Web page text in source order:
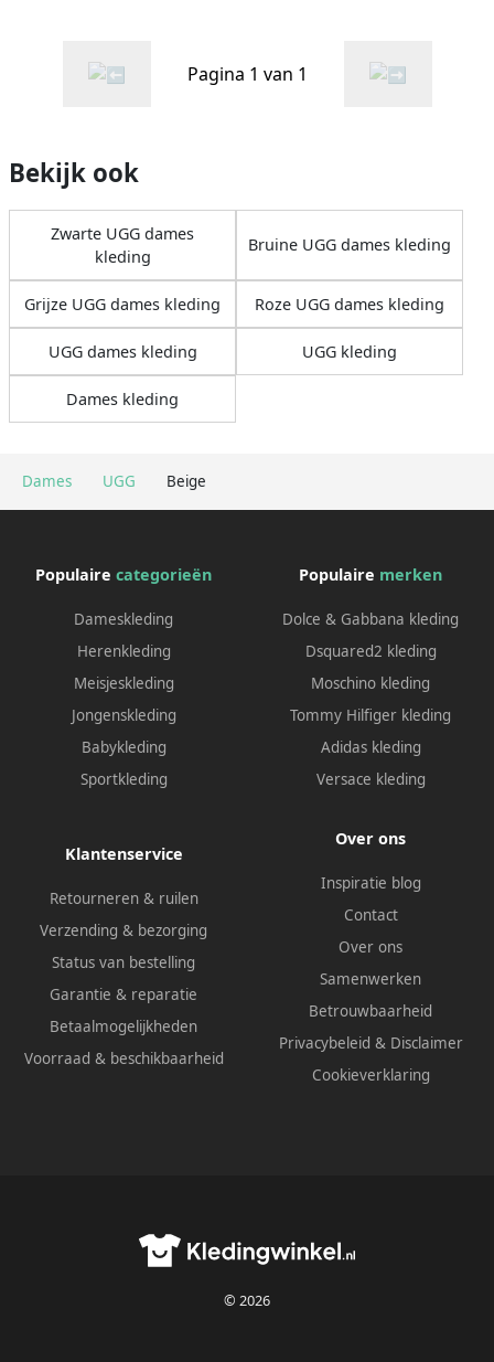
Dames UGG Beige
Pagina 1 van 1
Bekijk ook
Zwarte UGG dames
kleding
Bruine UGG dames kleding
Grijze UGG dames kleding Roze UGG dames kleding
UGG dames kleding UGG kleding
Dames kleding
Populaire categorieën
Dameskleding
Herenkleding
Meisjeskleding
Jongenskleding
Babykleding
Sportkleding
Populaire merken
Dolce & Gabbana kleding
Dsquared2 kleding
Moschino kleding
Tommy Hilfiger kleding
Adidas kleding
Versace kleding
Klantenservice
Retourneren & ruilen
Verzending & bezorging
Status van bestelling
Garantie & reparatie
Betaalmogelijkheden
Voorraad & beschikbaarheid
Over ons
Inspiratie blog
Contact
Over ons
Samenwerken
Betrouwbaarheid
Privacybeleid & Disclaimer
Cookieverklaring
© 2026